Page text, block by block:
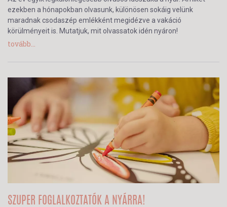
ezekben a hónapokban olvasunk, különösen sokáig velünk
maradnak csodaszép emlékként megidézve a vakáció
körülményeit is. Mutatjuk, mit olvassatok idén nyáron!
tovább...
SZUPER FOGLALKOZTATÓK A NYÁRRA!